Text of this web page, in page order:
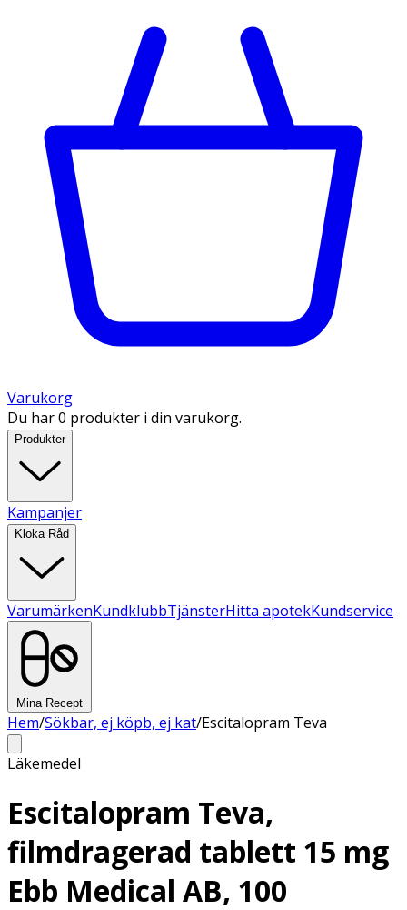
Varukorg
Du har 0 produkter i din varukorg.
Produkter
Kampanjer
Kloka Råd
VarumärkenKundklubbTjänsterHitta apotekKundservice
Mina Recept
Hem/Sökbar, ej köpb, ej kat/Escitalopram Teva
Läkemedel
Escitalopram Teva,
filmdragerad tablett 15 mg
Ebb Medical AB, 100